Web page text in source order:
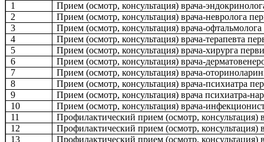
1
Прием (осмотр, консультация) врача-
2
Прием (осмотр, консультация) врача-невролога
3
Прием (осмотр, консультация) врача-
4
Прием (осмотр, консультация) врача-терапевта
5
Прием (осмотр, консультация) врача-хирурга
6
Прием (осмотр, консультация) врача-
7
Прием (осмотр, консультация) врача-
8
Прием (осмотр, консультация) врача-психиатра
9
Прием (осмотр, консультация) врача психиатра-
10
Прием (осмотр, консультация) врача-
11
Профилактический прием (осмотр, консультация)
12
Профилактический прием (осмотр, консультация)
13
Профилактический прием (осмотр, консультация)